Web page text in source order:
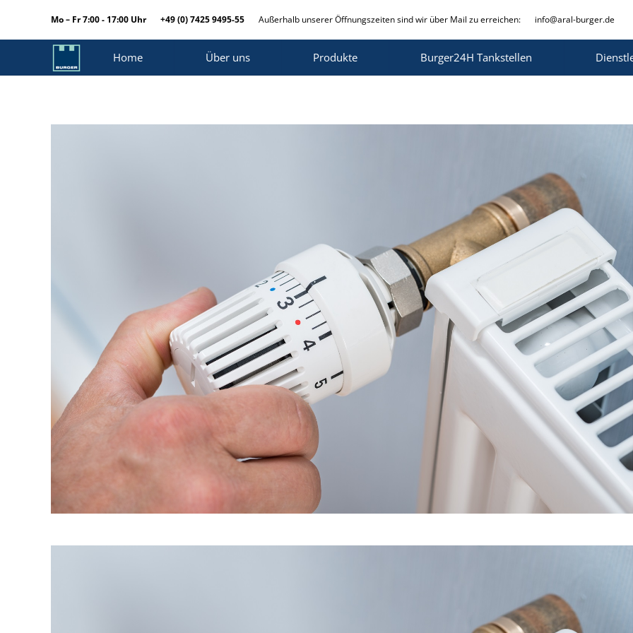
Mo – Fr 7:00 - 17:00 Uhr +49 (0) 7425 9495-55 Außerhalb unserer Öffnungszeiten sind wir über Mail zu erreichen: info@aral-burger.de
Home Über uns Produkte Burger24H Tankstellen